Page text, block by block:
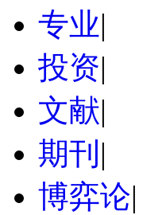
专业|
投资|
文献|
期刊 |
博弈论|